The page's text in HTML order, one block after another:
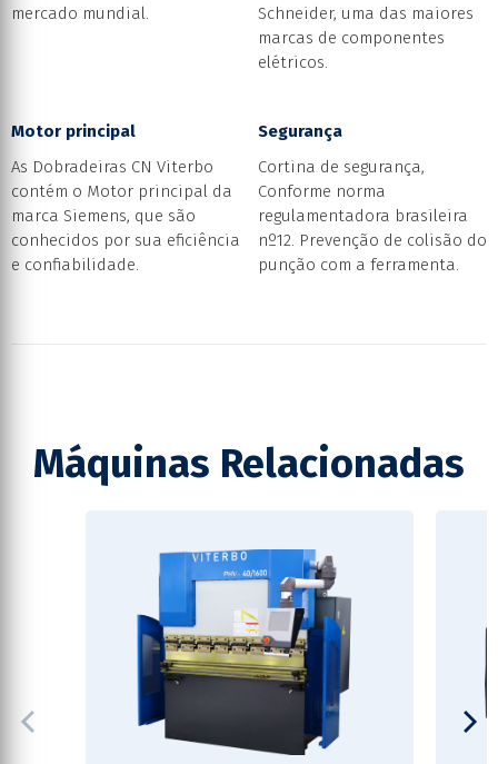
mercado mundial.
Schneider, uma das maiores
marcas de componentes
elétricos.
Motor principal
As Dobradeiras CN Viterbo
contém o Motor principal da
marca Siemens, que são
conhecidos por sua eficiência
e confiabilidade.
Segurança
Cortina de segurança,
Conforme norma
regulamentadora brasileira
nº12. Prevenção de colisão do
punção com a ferramenta.
Máquinas Relacionadas